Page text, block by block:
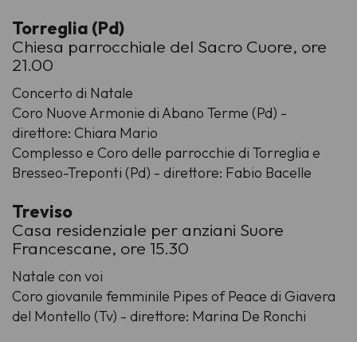
Torreglia (Pd)
Chiesa parrocchiale del Sacro Cuore, ore
21.00
Concerto di Natale
Coro Nuove Armonie di Abano Terme (Pd) -
direttore: Chiara Mario
Complesso e Coro delle parrocchie di Torreglia e
Bresseo-Treponti (Pd) - direttore: Fabio Bacelle
Treviso
Casa residenziale per anziani Suore
Francescane, ore 15.30
Natale con voi
Coro giovanile femminile Pipes of Peace di Giavera
del Montello (Tv) - direttore: Marina De Ronchi